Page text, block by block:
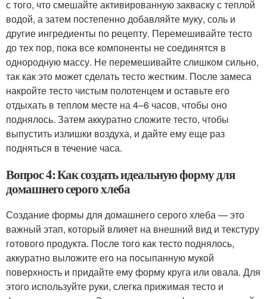
с того, что смешайте активированную закваску с теплой
водой, а затем постепенно добавляйте муку, соль и
другие ингредиенты по рецепту. Перемешивайте тесто
до тех пор, пока все компоненты не соединятся в
однородную массу. Не перемешивайте слишком сильно,
так как это может сделать тесто жестким. После замеса
накройте тесто чистым полотенцем и оставьте его
отдыхать в теплом месте на 4–6 часов, чтобы оно
поднялось. Затем аккуратно сложите тесто, чтобы
выпустить излишки воздуха, и дайте ему еще раз
подняться в течение часа.
Вопрос 4: Как создать идеальную форму для
домашнего серого хлеба
Создание формы для домашнего серого хлеба — это
важный этап, который влияет на внешний вид и текстуру
готового продукта. После того как тесто поднялось,
аккуратно выложите его на посыпанную мукой
поверхность и придайте ему форму круга или овала. Для
этого используйте руки, слегка прижимая тесто и